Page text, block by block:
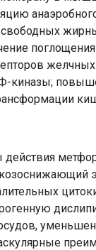
киназы;